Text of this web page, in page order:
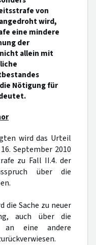
von
wird,
eine mindere
der
allein mit
Nötigung für
wird das Urteil
September 2010
zu Fall II.4. der
über die
die Sache zu neuer
auch über die
an eine andere